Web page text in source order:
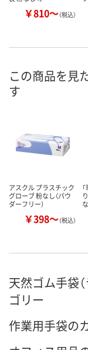
￥810～（税込）
この商品を見
す
アスクル プラスチック
グローブ 粉なし（パウ
ダーフリー）
￥398～（税込）
天然ゴム手袋
ゴリー
作業用手袋の